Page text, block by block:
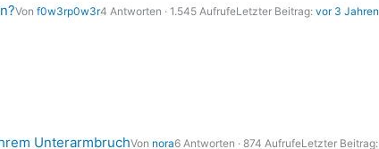
Von f0w3rp0w3r4 Antworten · 1.545 AufrufeLetzter Beitrag: vor 3 Jahren
UnterarmbruchVon nora6 Antworten · 874 AufrufeLetzter Beitrag: